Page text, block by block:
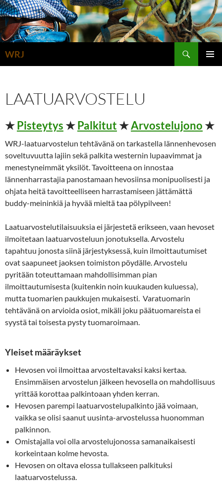
Siirry
sisältöön
WRJ
LAATUARVOSTELU
★Pisteytys ★Palkitut ★Arvostelujono ★
WRJ-laatuarvostelun tehtävänä on tarkastella lännenhevosen
soveltuvuutta lajiin sekä palkita westernin lupaavimmat ja
menestyneimmät yksilöt. Tavoitteena on innostaa
lännenharrastajia panostamaan hevosiinsa monipuolisesti ja
ohjata heitä tavoitteelliseen harrastamiseen jättämättä
buddy-meininkiä ja hyvää mieltä taa pölypilveen!
Laatuarvostelutilaisuuksia ei järjestetä erikseen, vaan hevoset
ilmoitetaan laatuarvosteluun jonotuksella. Arvostelu
tapahtuu jonosta siinä järjestyksessä, kuin ilmoittautumiset
ovat saapuneet jaoksen toimiston pöydälle. Arvostelu
pyritään toteuttamaan mahdollisimman pian
ilmoittautumisesta (kuitenkin noin kuukauden kuluessa),
mutta tuomarien paukkujen mukaisesti. Varatuomarin
tehtävänä on arvioida osiot, mikäli joku päätuomareista ei
syystä tai toisesta pysty tuomaroimaan.
Yleiset määräykset
Hevosen voi ilmoittaa arvosteltavaksi kaksi kertaa.
Ensimmäisen arvostelun jälkeen hevosella on mahdollisuus
yrittää korottaa palkintoaan yhden kerran.
Hevosen parempi laatuarvostelupalkinto jää voimaan,
vaikka se olisi saanut uusinta-arvostelussa huonomman
palkinnon.
Omistajalla voi olla arvostelujonossa samanaikaisesti
korkeintaan kolme hevosta.
Hevosen on oltava elossa tullakseen palkituksi
laatuarvostelussa.